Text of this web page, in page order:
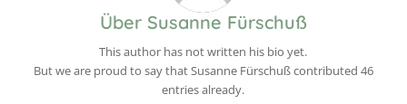
Über Susanne Fürschuß
This author has not written his bio yet.
But we are proud to say thatSusanne Fürschußcontributed 46
entries already.